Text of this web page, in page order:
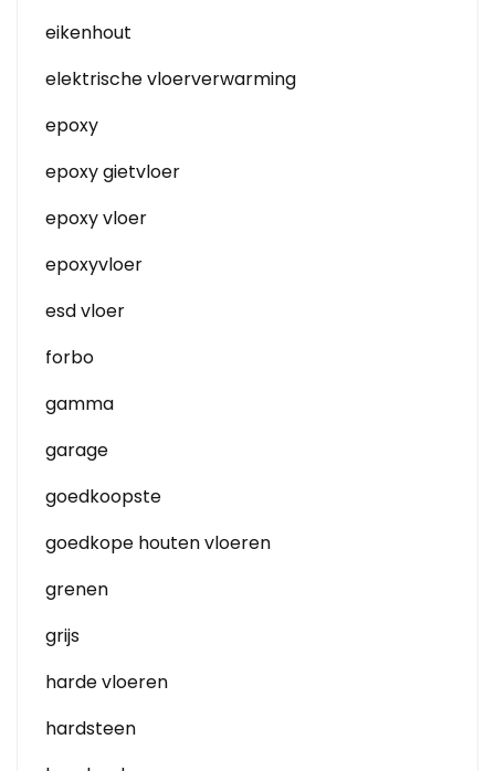
eikenhout
elektrische vloerverwarming
epoxy
epoxy gietvloer
epoxy vloer
epoxyvloer
esd vloer
forbo
gamma
garage
goedkoopste
goedkope houten vloeren
grenen
grijs
harde vloeren
hardsteen